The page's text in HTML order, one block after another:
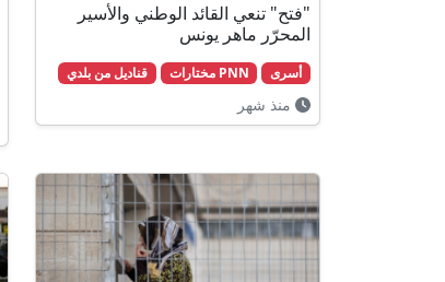
"فتح" تنعي القائد الوطني والأسير
المحرّر ماهر يونس
أسرى PNN مختارات قناديل من بلدي
منذ شهر